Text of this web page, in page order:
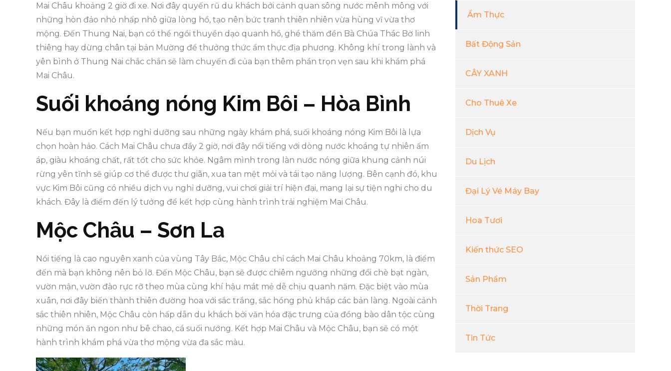
Mai Châu khoảng 2 giờ đi xe. Nơi đây quyến rũ du khách bởi cảnh quan sông nước mênh mông với
những hòn đảo nhỏ nhấp nhô giữa lòng hồ, tạo nên bức tranh thiên nhiên vừa hùng vĩ vừa thơ
mộng. Đến Thung Nai, bạn có thể ngồi thuyền dạo quanh hồ, ghé thăm đền Bà Chúa Thác Bờ linh
thiêng hay dừng chân tại bản Mường để thưởng thức ẩm thực địa phương. Không khí trong lành và
yên bình ở Thung Nai chắc chắn sẽ làm chuyến đi của bạn thêm phần trọn vẹn sau khi khám phá
Mai Châu.
Suối khoáng nóng Kim Bôi – Hòa Bình
Nếu bạn muốn kết hợp nghỉ dưỡng sau những ngày khám phá, suối khoáng nóng Kim Bôi là lựa
chọn hoàn hảo. Cách Mai Châu chưa đầy 2 giờ, nơi đây nổi tiếng với dòng nước khoáng tự nhiên ấm
áp, giàu khoáng chất, rất tốt cho sức khỏe. Ngâm mình trong làn nước nóng giữa khung cảnh núi
rừng yên tĩnh sẽ giúp cơ thể được thư giãn, xua tan mệt mỏi và tái tạo năng lượng. Bên cạnh đó, khu
vực Kim Bôi cũng có nhiều dịch vụ nghỉ dưỡng, vui chơi giải trí hiện đại, mang lại sự tiện nghi cho du
khách. Đây là điểm đến lý tưởng để kết hợp cùng hành trình trải nghiệm Mai Châu.
Mộc Châu – Sơn La
Nổi tiếng là cao nguyên xanh của vùng Tây Bắc, Mộc Châu chỉ cách Mai Châu khoảng 70km, là điểm
đến mà bạn không nên bỏ lỡ. Đến Mộc Châu, bạn sẽ được chiêm ngưỡng những đồi chè bạt ngàn,
vườn mận, vườn đào rực rỡ theo mùa cùng khí hậu mát mẻ dễ chịu quanh năm. Đặc biệt vào mùa
xuân, nơi đây biến thành thiên đường hoa với sắc trắng, sắc hồng phủ khắp các bản làng. Ngoài cảnh
sắc thiên nhiên, Mộc Châu còn hấp dẫn du khách bởi văn hóa đặc trưng của đồng bào dân tộc cùng
những món ăn ngon như bê chao, cá suối nướng. Kết hợp Mai Châu và Mộc Châu, bạn sẽ có một
hành trình khám phá vừa thơ mộng vừa đa sắc màu.
Ẩm Thực
Bất Động Sản
CÂY XANH
Cho Thuê Xe
Dịch Vụ
Du Lịch
Đại Lý Vé Máy Bay
Hoa Tươi
Kiến thức SEO
Sản Phẩm
Thời Trang
Tin Tức